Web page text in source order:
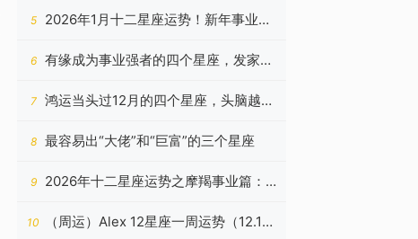
平衡暂失，静待云开
5
2026年1月十二星座运势！新年事业如
何？
6
有缘成为事业强者的四个星座，发家致
富无压力，日子顺利十足
7
鸿运当头过12月的四个星座，头脑越发
灵活，困难消失不见
8 最容易出“大佬”和“巨富”的三个星座
9
2026年十二星座运势之摩羯事业篇：
稳筑高台，心有所归
10
（周运）Alex 12星座一周运势（12.15